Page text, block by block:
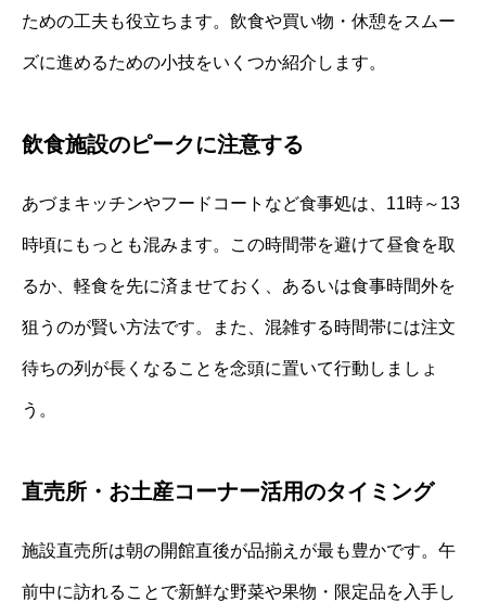
ための工夫も役立ちます。飲食や買い物・休憩をスムー
ズに進めるための小技をいくつか紹介します。
飲食施設のピークに注意する
あづまキッチンやフードコートなど食事処は、11時～13
時頃にもっとも混みます。この時間帯を避けて昼食を取
るか、軽食を先に済ませておく、あるいは食事時間外を
狙うのが賢い方法です。また、混雑する時間帯には注文
待ちの列が長くなることを念頭に置いて行動しましょ
う。
直売所・お土産コーナー活用のタイミング
施設直売所は朝の開館直後が品揃えが最も豊かです。午
前中に訪れることで新鮮な野菜や果物・限定品を入手し